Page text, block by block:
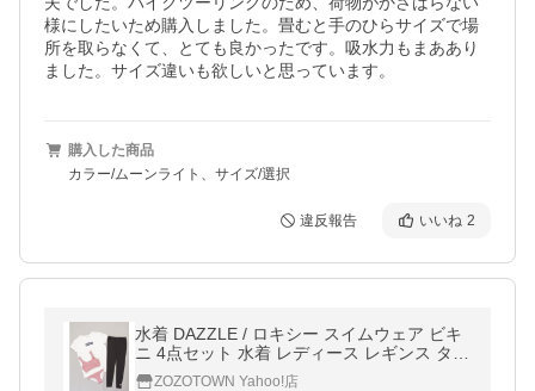
様にしたいため購入しました。畳むと手のひらサイズで場
所を取らなくて、とても良かったです。吸水力もまああり
ました。サイズ違いも欲しいと思っています。
購入した商品
カラー/ムーンライト、サイズ/選択
違反報告 いいね 2
水着 DAZZLE / ロキシー スイムウェア ビキ
ニ 4点セット 水着 レディース レギンス タン
キニ レディース
ZOZOTOWN Yahoo!店